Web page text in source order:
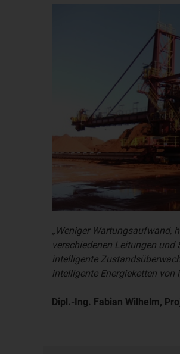
„Weniger Wartungsaufwand,
verschiedenen Leitungen
intelligente
intelligente Energieketten von
Dipl.-Ing. Fabian Wilhelm,